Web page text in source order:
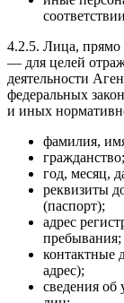
4.2.5. Лица,
— для целей
деятельности
федеральных
и иных
фамилия,
гражданство;
год, месяц,
реквизиты
(паспорт);
адрес
пребывания;
контактные
адрес);
сведения об